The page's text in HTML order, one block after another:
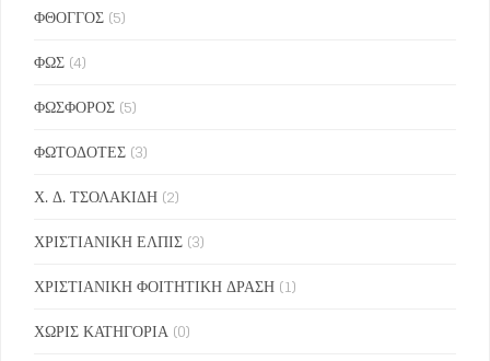
ΦΘΟΓΓΟΣ (5)
ΦΩΣ (4)
ΦΩΣΦΟΡΟΣ (5)
ΦΩΤΟΔΟΤΕΣ (3)
Χ. Δ. ΤΣΟΛΑΚΙΔΗ (2)
ΧΡΙΣΤΙΑΝΙΚΗ ΕΛΠΙΣ (3)
ΧΡΙΣΤΙΑΝΙΚΗ ΦΟΙΤΗΤΙΚΗ ΔΡΑΣΗ (1)
ΧΩΡΙΣ ΚΑΤΗΓΟΡΙΑ (0)